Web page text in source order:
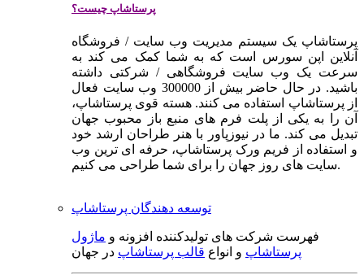
پرستاشاپ چیست؟
پرستاشاپ یک سیستم مدیریت وب سایت / فروشگاه
آنلاین اپن سورس است که به شما کمک می کند به
سرعت یک وب سایت فروشگاهی / شرکتی داشته
باشید. در حال حاضر بیش از 300000 وب سایت فعال
از پرستاشاپ استفاده می کنند. هسته قوی پرستاشاپ،
آن را به یکی از پلت فرم های منبع باز محبوب جهان
تبدیل می کند. ما در نیوزپاور با هنر طراحان ارشد خود
و استفاده از فریم ورک پرستاشاپ، حرفه ای ترین وب
سایت های روز جهان را برای شما طراحی می کنیم.
توسعه دهندگان پرستاشاپ
فهرست شرکت های تولیدکننده افزونه و ماژول
پرستاشاپ و انواع قالب پرستاشاپ در جهان